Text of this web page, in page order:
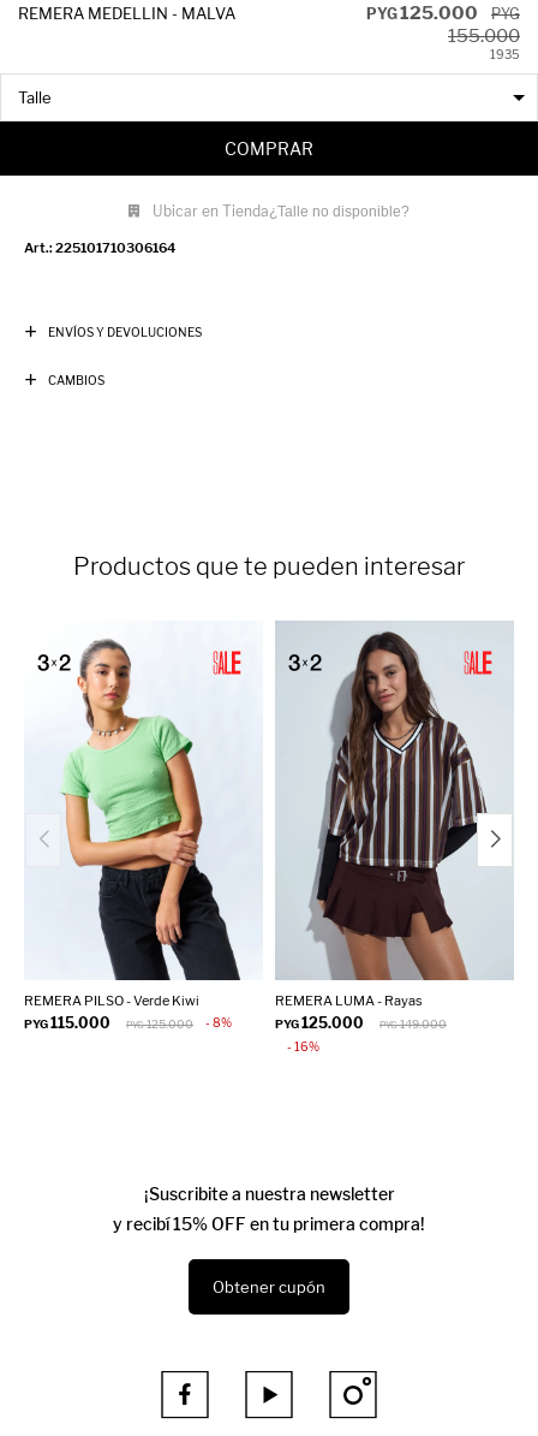
REMERA MEDELLIN - MALVA PYG125.000 PYG
155.000
1935
COMPRAR
Ubicar en Tienda¿Talle no disponible?
225101710306164
ENVÍOS Y DEVOLUCIONES
CAMBIOS
Productos que te pueden interesar
REMERA PILSO - Verde Kiwi
PYG115.000 PYG 125.000 8
REMERA LUMA - Rayas
PYG125.000 PYG 149.000
16
¡Suscribite a nuestra newsletter
y recibí 15% OFF en tu primera compra!
Obtener cupón
  